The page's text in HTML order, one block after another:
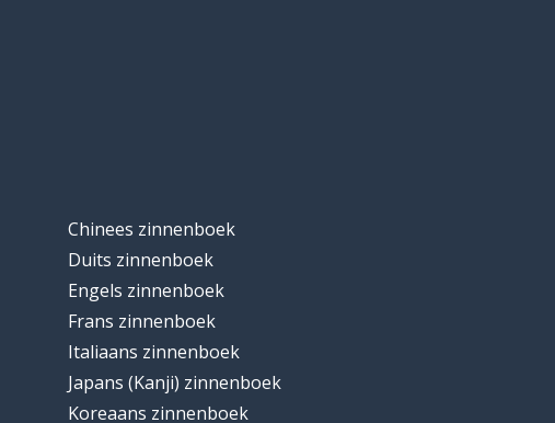
Chinees zinnenboek
Duits zinnenboek
Engels zinnenboek
Frans zinnenboek
Italiaans zinnenboek
Japans (Kanji) zinnenboek
Koreaans zinnenboek